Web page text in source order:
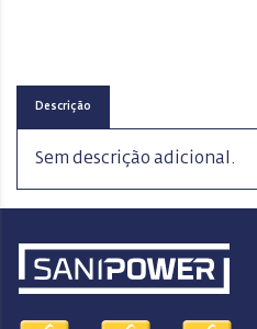
Descrição
Sem descrição adicional.